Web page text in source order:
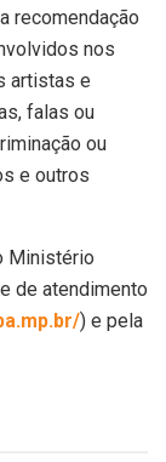
recomendação
nos
artistas e
falas ou
ou
e outros
Ministério
de atendimento
) e pela